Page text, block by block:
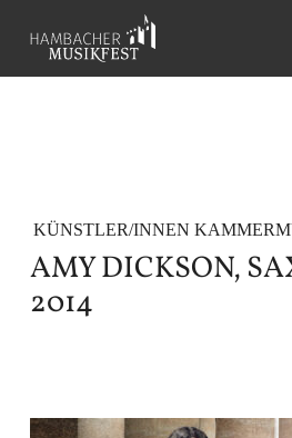
main
KÜNSTLER/INNEN
AMY DICKSON,
2014